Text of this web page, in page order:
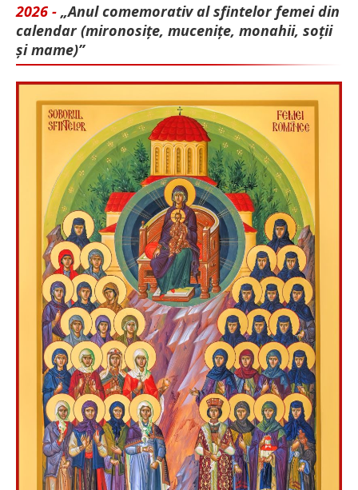
2026 - „Anul comemorativ al sfintelor femei din
calendar (mironosițe, mu­cenițe, monahii, soții
și mame)”